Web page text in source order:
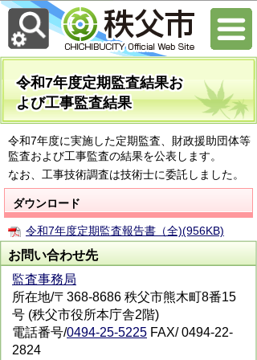
令和7年度定期監査結果お
よび工事監査結果
令和7年度に実施した定期監査、財政援助団体等
監査および工事監査の結果を公表します。
なお、工事技術調査は技術士に委託しました。
ダウンロード
令和7年度定期監査報告書（全)(956KB)
お問い合わせ先
監査事務局
所在地/〒368-8686 秩父市熊木町8番15
号 (秩父市役所本庁舎2階)
電話番号/0494-25-5225 FAX/ 0494-22-
2824